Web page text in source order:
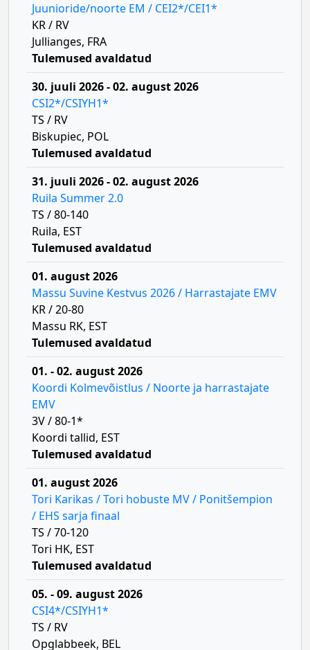
Juunioride/noorte EM / CEI2*/CEI1*
KR / RV
Jullianges, FRA
Tulemused avaldatud
30. juuli 2026 - 02. august 2026
CSI2*/CSIYH1*
TS / RV
Biskupiec, POL
Tulemused avaldatud
31. juuli 2026 - 02. august 2026
Ruila Summer 2.0
TS / 80-140
Ruila, EST
Tulemused avaldatud
01. august 2026
Massu Suvine Kestvus 2026 / Harrastajate EMV
KR / 20-80
Massu RK, EST
Tulemused avaldatud
01. - 02. august 2026
Koordi Kolmevõistlus / Noorte ja harrastajate
EMV
3V / 80-1*
Koordi tallid, EST
Tulemused avaldatud
01. august 2026
Tori Karikas / Tori hobuste MV / Ponitšempion
/ EHS sarja finaal
TS / 70-120
Tori HK, EST
Tulemused avaldatud
05. - 09. august 2026
CSI4*/CSIYH1*
TS / RV
Opglabbeek, BEL